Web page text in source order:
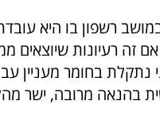
רשפון בו היא
אם זה רעיונות
נתקלת בחומר מעניין
בהנאה מרובה, ישר